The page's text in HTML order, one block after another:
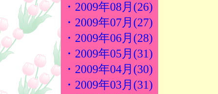
・2009年08月(26)
・2009年07月(27)
・2009年06月(28)
・2009年05月(31)
・2009年04月(30)
・2009年03月(31)